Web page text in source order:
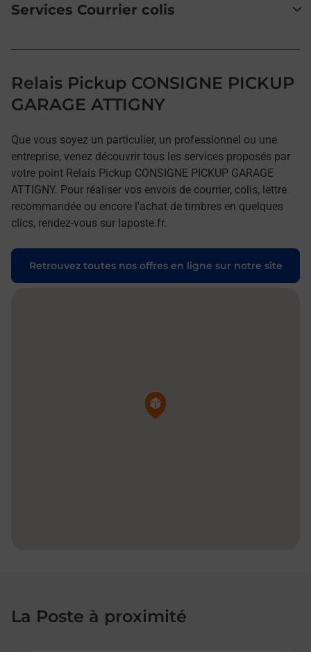
Services Courrier colis
Relais Pickup CONSIGNE PICKUP
GARAGE ATTIGNY
Que vous soyez un particulier, un professionnel ou une
entreprise, venez découvrir tous les services proposés par
votre point Relais Pickup CONSIGNE PICKUP GARAGE
ATTIGNY. Pour réaliser vos envois de courrier, colis, lettre
recommandée ou encore l'achat de timbres en quelques
clics, rendez-vous sur laposte.fr.
Retrouvez toutes nos offres en ligne sur notre site
Pin de la carte
La Poste à proximité